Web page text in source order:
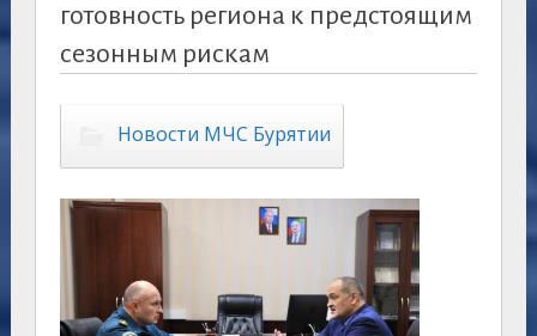
готовность региона к предстоящим
сезонным рискам
Новости МЧС Бурятии